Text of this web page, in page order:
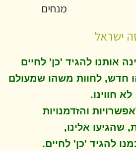
מנחים
ישראל
אותנו להגיד 'כן' לחיים
חדש, לחוות משהו שמעולם
לא חווינו.
אפשרויות והזדמנויות
שהגיעו אלינו,
להגיד 'כן' לחיים.